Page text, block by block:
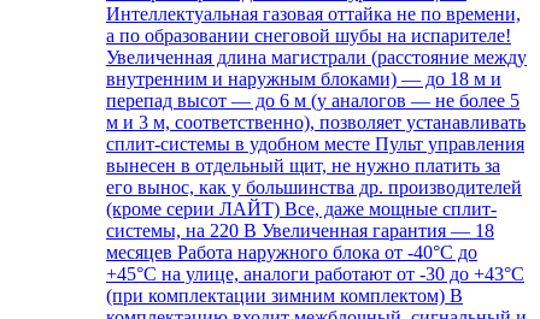
Интеллектуальная газовая оттайка не по времени,
а по образовании снеговой шубы на испарителе!
Увеличенная длина магистрали (расстояние между
внутренним и наружным блоками) — до 18 м и
перепад высот — до 6 м (у аналогов — не более 5
м и 3 м, соответственно), позволяет устанавливать
сплит-системы в удобном месте Пульт управления
вынесен в отдельный щит, не нужно платить за
его вынос, как у большинства др. производителей
(кроме серии ЛАЙТ) Все, даже мощные сплит-
системы, на 220 В Увеличенная гарантия — 18
месяцев Работа наружного блока от -40°С до
+45°С на улице, аналоги работают от -30 до +43°С
(при комплектации зимним комплектом) В